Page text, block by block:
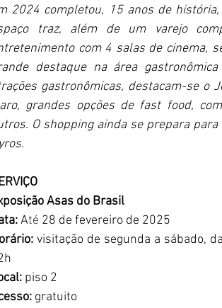
2024 completou, 15 anos de
traz, além de um varejo
com 4 salas de cinema,
destaque na área
gastronômicas, destacam-se o
grandes opções de fast food,
O shopping ainda se prepara
Asas do Brasil
Até 28 de fevereiro de 2025
visitação de segunda a sábado,
piso 2
gratuito